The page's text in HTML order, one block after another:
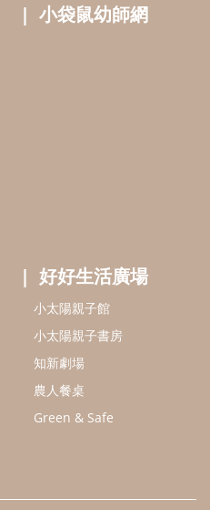
小袋鼠幼師網
好好生活廣場
小太陽親子館
小太陽親子書房
知新劇場
農人餐桌
Green & Safe